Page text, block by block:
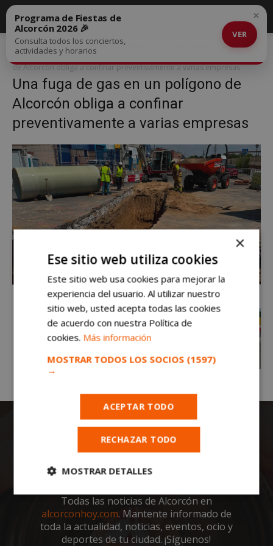
Inicio
Una fuga de gas en un polígono de Alcorcón obliga a confinar
preventivamente a varias empresas
de Alcorcón obliga a confinar preventivamente a varias empresas
Una fuga de gas en un polígono de
Alcorcón obliga a confinar
preventivamente a varias empresas
Programa de Fiestas de
Alcorcón 2026 🎉
Consulta todos los conciertos,
actividades y horarios
VER
×
Todas las noticias de Alcorcón en
alcorconhoy.com. Mantente informado de
toda la actualidad, noticias, eventos, ocio y
deportes de tu ciudad. ¡Síguenos!
×
Ese sitio web utiliza cookies
Este sitio web usa cookies para mejorar la
experiencia del usuario. Al utilizar nuestro
sitio web, usted acepta todas las cookies
de acuerdo con nuestra Política de
cookies. Más información
MOSTRAR TODOS LOS SOCIOS (1597)
→
ACEPTAR TODO
RECHAZAR TODO
MOSTRAR DETALLES
Cookies
estrictamente
necesarias
Cookies de
rendimiento